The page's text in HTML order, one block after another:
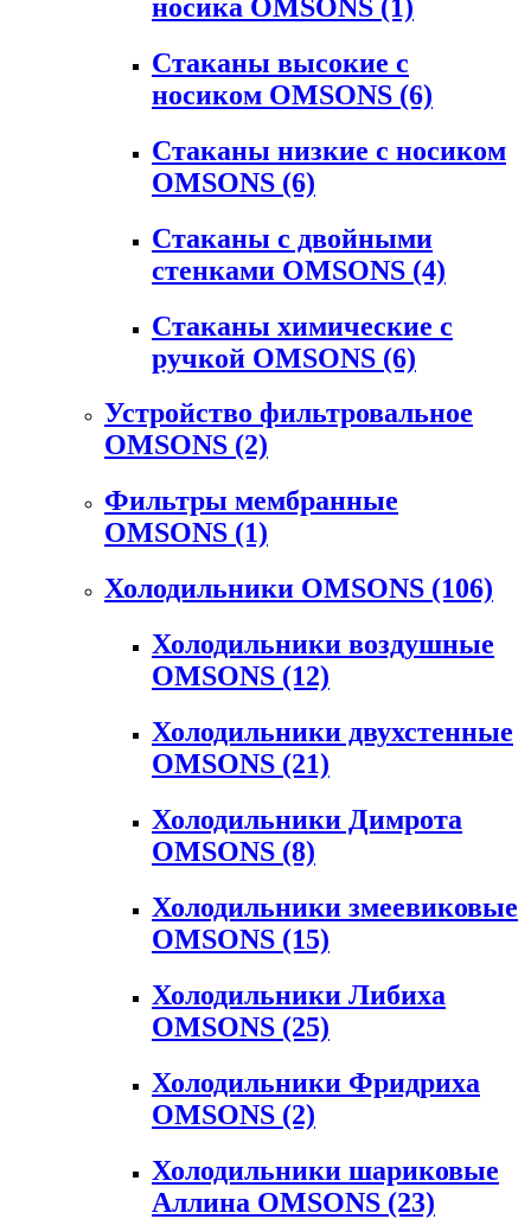
носика OMSONS (1)
Стаканы высокие с
носиком OMSONS (6)
Стаканы низкие с носиком
OMSONS (6)
Стаканы с двойными
стенками OMSONS (4)
Стаканы химические с
ручкой OMSONS (6)
Устройство фильтровальное
OMSONS (2)
Фильтры мембранные
OMSONS (1)
Холодильники OMSONS (106)
Холодильники воздушные
OMSONS (12)
Холодильники двухстенные
OMSONS (21)
Холодильники Димрота
OMSONS (8)
Холодильники змеевиковые
OMSONS (15)
Холодильники Либиха
OMSONS (25)
Холодильники Фридриха
OMSONS (2)
Холодильники шариковые
Аллина OMSONS (23)